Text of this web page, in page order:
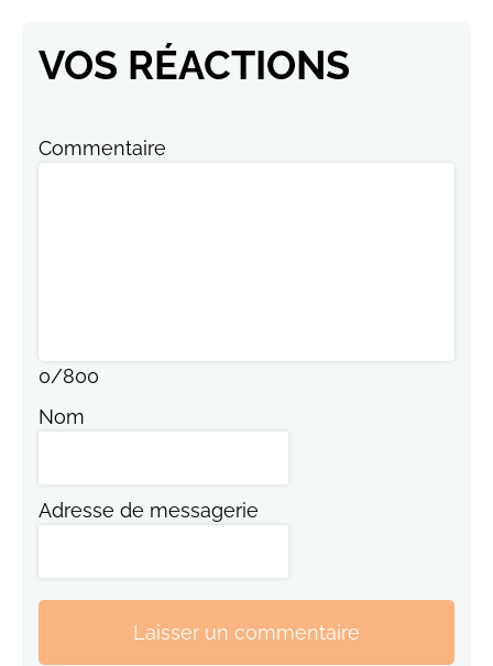
VOS RÉACTIONS
Commentaire
0/800
Nom
Adresse de messagerie
Laisser un commentaire